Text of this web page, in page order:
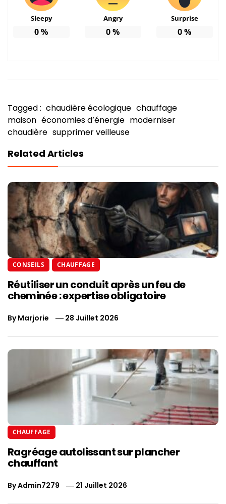
Sleepy
0%
Angry
0%
Surprise
0%
Tagged : chaudière écologique chauffage
maison économies d’énergie moderniser
chaudière supprimer veilleuse
Related Articles
CONSEILS CHAUFFAGE
Réutiliser un conduit après un feu de
cheminée : expertise obligatoire
ByMarjorie 28 Juillet 2026
CHAUFFAGE
Ragréage autolissant sur plancher
chauffant
ByAdmin7279 21 Juillet 2026